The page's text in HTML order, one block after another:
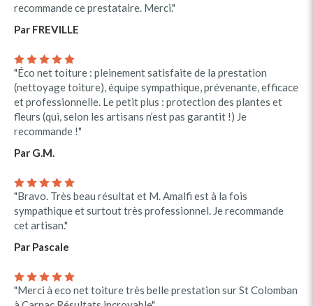
recommande ce prestataire. Merci."
Par FREVILLE
"Éco net toiture : pleinement satisfaite de la prestation
(nettoyage toiture), équipe sympathique, prévenante, efficace
et professionnelle. Le petit plus : protection des plantes et
fleurs (qui, selon les artisans n’est pas garantit !) Je
recommande !"
Par G.M.
"Bravo. Très beau résultat et M. Amalfi est à la fois
sympathique et surtout très professionnel. Je recommande
cet artisan."
Par Pascale
"Merci à eco net toiture très belle prestation sur St Colomban